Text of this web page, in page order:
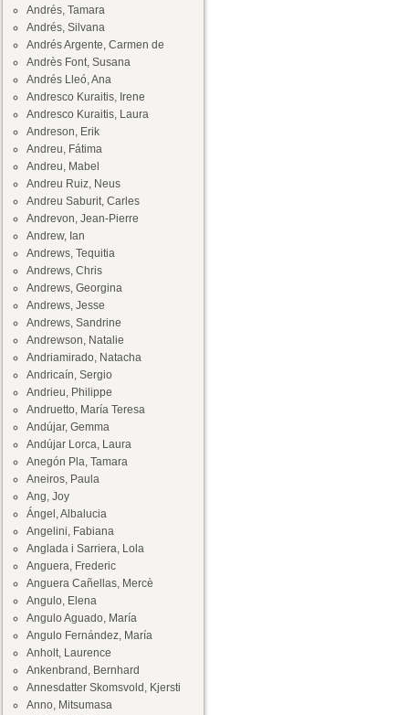
Andrés, Tamara
Andrés, Silvana
Andrés Argente, Carmen de
Andrès Font, Susana
Andrés Lleó, Ana
Andresco Kuraitis, Irene
Andresco Kuraitis, Laura
Andreson, Erik
Andreu, Fátima
Andreu, Mabel
Andreu Ruiz, Neus
Andreu Saburit, Carles
Andrevon, Jean-Pierre
Andrew, Ian
Andrews, Tequitia
Andrews, Chris
Andrews, Georgina
Andrews, Jesse
Andrews, Sandrine
Andrewson, Natalie
Andriamirado, Natacha
Andricaín, Sergio
Andrieu, Philippe
Andruetto, María Teresa
Andújar, Gemma
Andújar Lorca, Laura
Anegón Pla, Tamara
Aneiros, Paula
Ang, Joy
Ángel, Albalucia
Angelini, Fabiana
Anglada i Sarriera, Lola
Anguera, Frederic
Anguera Cañellas, Mercè
Angulo, Elena
Angulo Aguado, María
Angulo Fernández, María
Anholt, Laurence
Ankenbrand, Bernhard
Annesdatter Skomsvold, Kjersti
Anno, Mitsumasa